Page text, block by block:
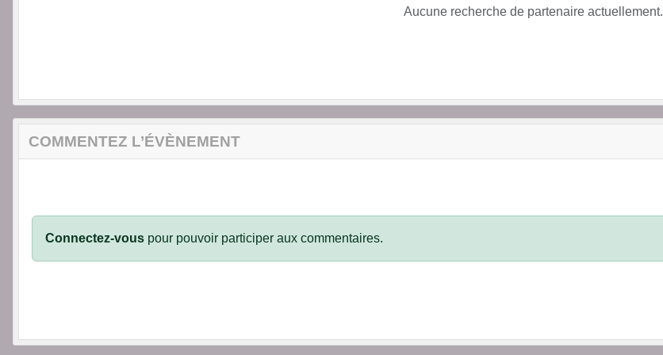
Aucune recherche de partenaire actuellement.
COMMENTEZ L’ÉVÈNEMENT
Connectez-vous pour pouvoir participer aux commentaires.